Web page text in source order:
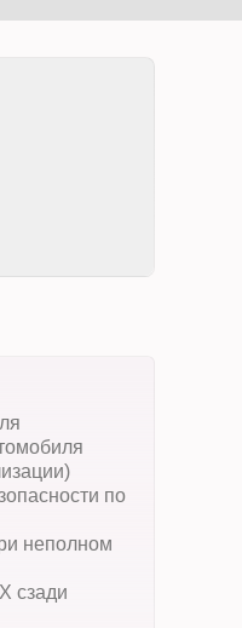
по
неполном
сзади